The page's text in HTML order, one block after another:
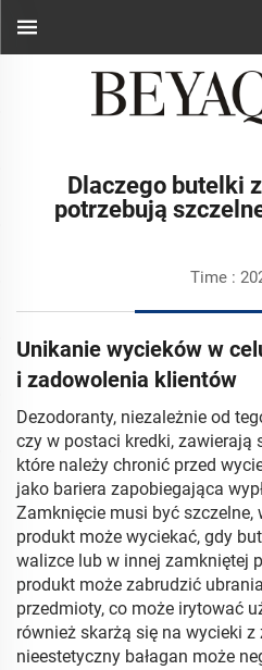
Dlaczego butelki
potrzebują
Time :
Unikanie wycieków w
i zadowolenia klientów
Dezodoranty, niezależnie od
czy w postaci kredki, zawierają
które należy chronić przed
jako bariera zapobiegająca
Zamknięcie musi być szczelne,
produkt może wyciekać, gdy
walizce lub w innej zamkniętej
produkt może zabrudzić
przedmioty, co może irytować
również skarżą się na wycieki z
nieestetyczny bałagan może